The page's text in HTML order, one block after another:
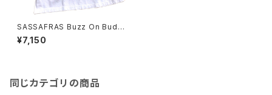
SASSAFRAS Buzz On Bud
T
¥7,150
同じカテゴリの商品